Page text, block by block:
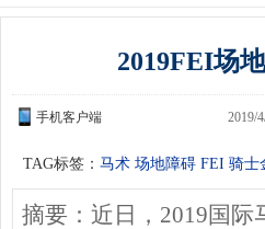
2019FEI场
手机客户端 2019/
TAG标签： 马术 场地障碍 FEI 骑士
摘要：近日，2019国